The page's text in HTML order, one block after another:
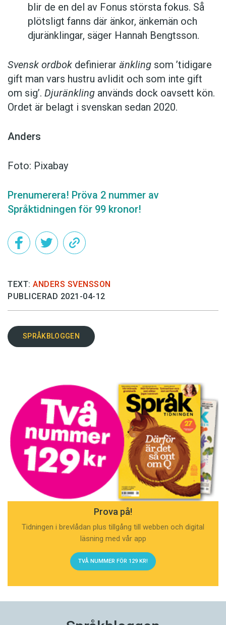
blir de en del av Fonus största fokus. Så
plötsligt fanns där änkor, änkemän och
djuränklingar, säger Hannah Bengtsson.
Svensk ordbok definierar änkling som ’tidigare
gift man vars hustru av­lidit och som inte gift
om sig’. Djuränkling används dock oavsett kön.
Ordet är belagt i svenskan sedan 2020.
Anders
Foto: Pixabay
Prenumerera! Pröva 2 nummer av
Språktidningen för 99 kronor!
TEXT: ANDERS SVENSSON
PUBLICERAD 2021-04-12
SPRÅKBLOGGEN
Prova på!
Tidningen i brevlådan plus tillgång till webben och digital
läsning med vår app
TVÅ NUMMER FÖR 129 KR!